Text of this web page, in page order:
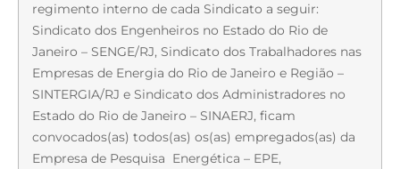
regimento interno de cada Sindicato a seguir:
Sindicato dos Engenheiros no Estado do Rio de
Janeiro – SENGE/RJ, Sindicato dos Trabalhadores nas
Empresas de Energia do Rio de Janeiro e Região –
SINTERGIA/RJ e Sindicato dos Administradores no
Estado do Rio de Janeiro – SINAERJ, ficam
convocados(as) todos(as) os(as) empregados(as) da
Empresa de Pesquisa Energética – EPE,